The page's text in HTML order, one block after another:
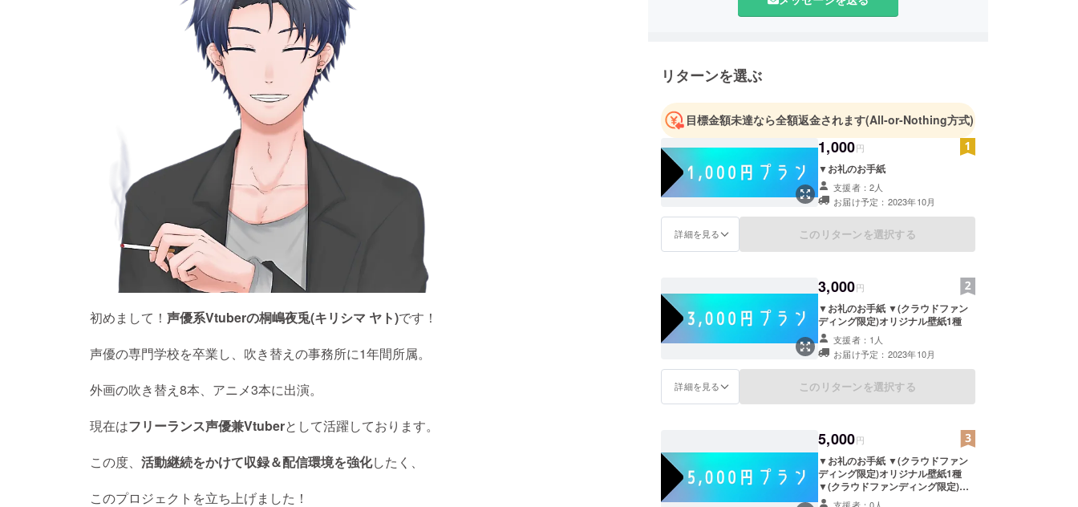
初めまして！ 声優系Vtuberの桐嶋夜兎(キリシマ ヤト)です！
声優の専門学校を卒業し、吹き替えの事務所に1年間所属。
外画の吹き替え8本、アニメ3本に出演。
現在はフリーランス声優兼Vtuberとして活躍しております。
この度、 活動継続をかけて収録＆配信環境を強化したく、
このプロジェクトを立ち上げました！
リターンを選ぶ
目標金額未達なら全額返金されます(All-or-Nothing方式)
1,000円
▼お礼のお手紙
支援者：2人
お届け予定：2023年10月
詳細を見る このリターンを選択する
3,000円
▼お礼のお手紙 ▼(クラウドファン
ディング限定)オリジナル壁紙1種
支援者：1人
お届け予定：2023年10月
詳細を見る このリターンを選択する
5,000円
▼お礼のお手紙 ▼(クラウドファン
ディング限定)オリジナル壁紙1種
▼(クラウドファンディング限定)オ
リジナル壁紙 別ver. 1種 ▼(クラウ